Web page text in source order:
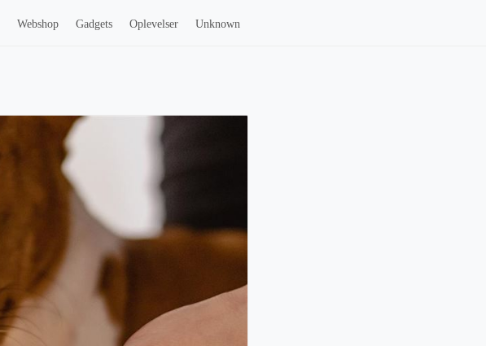
Webshop Gadgets Oplevelser Unknown